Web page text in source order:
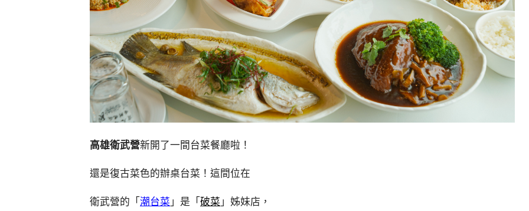
高雄衛武營新開了一間台菜餐廳啦！
還是復古菜色的辦桌台菜！這間位在
衛武營的「 潮台菜 」是「 破菜 」姊妹店，